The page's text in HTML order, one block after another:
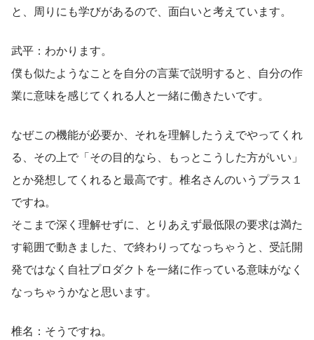
と、周りにも学びがあるので、面白いと考えています。
武平：わかります。
僕も似たようなことを自分の言葉で説明すると、自分の作
業に意味を感じてくれる人と一緒に働きたいです。
なぜこの機能が必要か、それを理解したうえでやってくれ
る、その上で「その目的なら、もっとこうした方がいい」
とか発想してくれると最高です。椎名さんのいうプラス１
ですね。
そこまで深く理解せずに、とりあえず最低限の要求は満た
す範囲で動きました、で終わりってなっちゃうと、受託開
発ではなく自社プロダクトを一緒に作っている意味がなく
なっちゃうかなと思います。
椎名：そうですね。